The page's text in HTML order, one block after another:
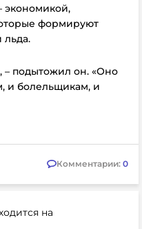
экономикой,
формируют
льда.
– подытожил он. «Оно
и болельщикам, и
Комментарии: 0
на